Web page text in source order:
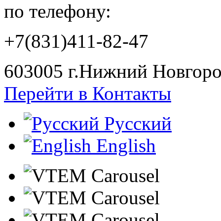
по телефону:
+7(831)411-82-47
603005 г.Нижний
Перейти в Контакты
Русский
English